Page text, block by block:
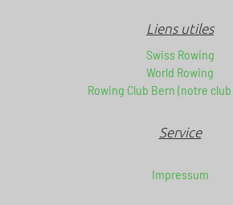
Liens utiles
Swiss Rowing
World Rowing
Rowing Club Bern (notre
Service
Impressum